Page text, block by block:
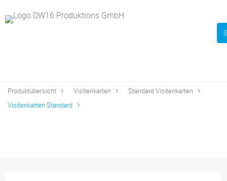
Produktübersicht Visitenkarten
Standard Visitenkarten
Visitenkarten Standard